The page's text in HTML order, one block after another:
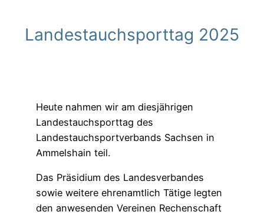
Landestauchsporttag 2025
Heute nahmen wir am diesjährigen
Landestauchsporttag des
Landestauchsportverbands Sachsen in
Ammelshain teil.
Das Präsidium des Landesverbandes
sowie weitere ehrenamtlich Tätige legten
den anwesenden Vereinen Rechenschaft